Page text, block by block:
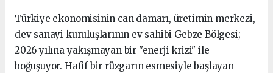
Türkiye ekonomisinin can damarı, üretimin merkezi,
dev sanayi kuruluşlarının ev sahibi Gebze Bölgesi;
2026 yılına yakışmayan bir "enerji krizi" ile
boğuşuyor. Hafif bir rüzgarın esmesiyle başlayan